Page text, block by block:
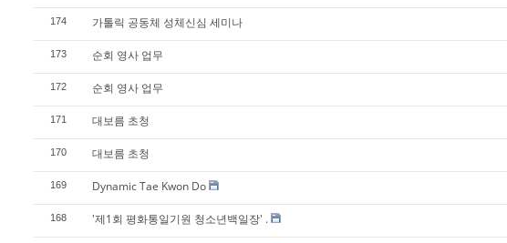
174 가톨릭 공동체 성체신심 세미나
173 순회 영사 업무
172 순회 영사 업무
171 대보름 초청
170 대보름 초청
169 Dynamic Tae Kwon Do
168 '제1회 평화통일기원 청소년백일장' .